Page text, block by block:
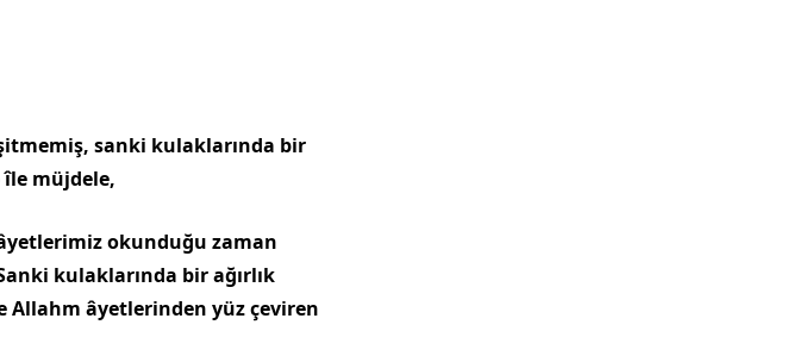
sanki kulaklarında bir
île müjdele,
okunduğu zaman
kulaklarında bir ağırlık
Allahm âyetlerinden yüz çeviren